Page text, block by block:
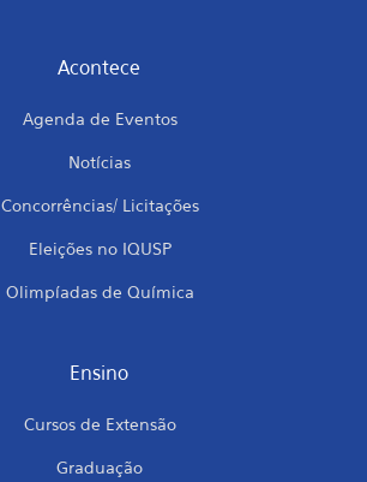
Acontece
Agenda de Eventos
Notícias
Concorrências/ Licitações
Eleições no IQUSP
Olimpíadas de Química
Ensino
Cursos de Extensão
Graduação